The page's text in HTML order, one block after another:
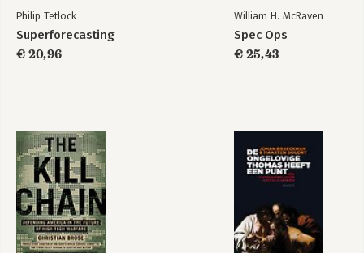
Philip Tetlock
Superforecasting
€ 20,96
William H. McRaven
Spec Ops
€ 25,43